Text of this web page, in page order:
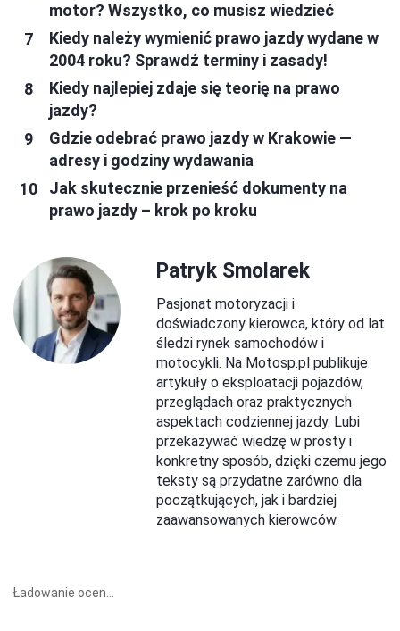
motor? Wszystko, co musisz wiedzieć
Kiedy należy wymienić prawo jazdy wydane w
2004 roku? Sprawdź terminy i zasady!
Kiedy najlepiej zdaje się teorię na prawo
jazdy?
Gdzie odebrać prawo jazdy w Krakowie —
adresy i godziny wydawania
Jak skutecznie przenieść dokumenty na
prawo jazdy – krok po kroku
Patryk Smolarek
Pasjonat motoryzacji i
doświadczony kierowca, który od lat
śledzi rynek samochodów i
motocykli. Na Motosp.pl publikuje
artykuły o eksploatacji pojazdów,
przeglądach oraz praktycznych
aspektach codziennej jazdy. Lubi
przekazywać wiedzę w prosty i
konkretny sposób, dzięki czemu jego
teksty są przydatne zarówno dla
początkujących, jak i bardziej
zaawansowanych kierowców.
Ładowanie ocen...